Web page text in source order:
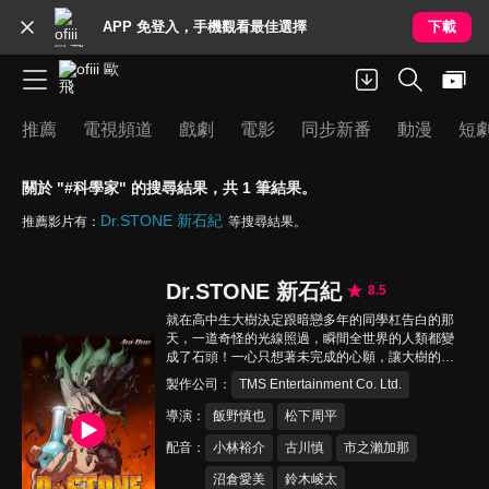
APP 免登入，手機觀看最佳選擇 下載
推薦 電視頻道 戲劇 電影 同步新番 動漫 短
關於 "#科學家" 的搜尋結果，共 1 筆結果。
推薦影片有： Dr.STONE 新石紀 等搜尋結果。
Dr.STONE 新石紀
8.5
就在高中生大樹決定跟暗戀多年的同學杠告白的那
天，一道奇怪的光線照過，瞬間全世界的人類都變
成了石頭！一心只想著未完成的心願，讓大樹的心
保持著清醒，就這麼度過了數千年。終於石化解
除，令他驚訝的是眼前竟然是一排文字，叫他循線
過來……大樹找到目的地，看到的竟是早他半年醒
有再度打造出人類的文明。
製作公司 TMS Entertainment Co. Ltd.
導演 飯野慎也 松下周平
配音 小林裕介 古川慎 市之瀨加那
沼倉愛美 鈴木崚太